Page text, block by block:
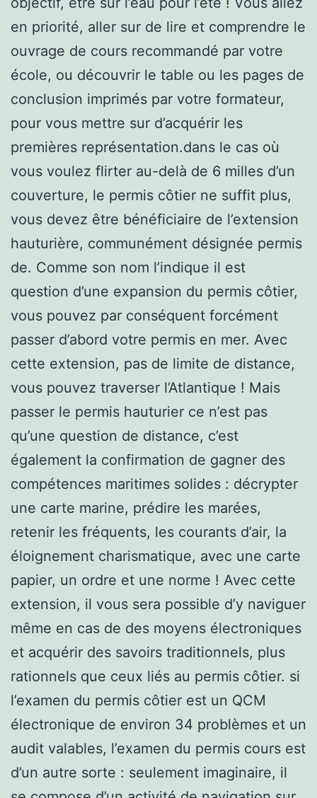
en priorité, aller sur de lire et comprendre le
ouvrage de cours recommandé par votre
école, ou découvrir le table ou les pages de
conclusion imprimés par votre formateur,
pour vous mettre sur d’acquérir les
premières représentation.dans le cas où
vous voulez flirter au-delà de 6 milles d’un
couverture, le permis côtier ne suffit plus,
vous devez être bénéficiaire de l’extension
hauturière, communément désignée permis
de. Comme son nom l’indique il est
question d’une expansion du permis côtier,
vous pouvez par conséquent forcément
passer d’abord votre permis en mer. Avec
cette extension, pas de limite de distance,
vous pouvez traverser l’Atlantique ! Mais
passer le permis hauturier ce n’est pas
qu’une question de distance, c’est
également la confirmation de gagner des
compétences maritimes solides : décrypter
une carte marine, prédire les marées,
retenir les fréquents, les courants d’air, la
éloignement charismatique, avec une carte
papier, un ordre et une norme ! Avec cette
extension, il vous sera possible d’y naviguer
même en cas de des moyens électroniques
et acquérir des savoirs traditionnels, plus
rationnels que ceux liés au permis côtier. si
l’examen du permis côtier est un QCM
électronique de environ 34 problèmes et un
audit valables, l’examen du permis cours est
d’un autre sorte : seulement imaginaire, il